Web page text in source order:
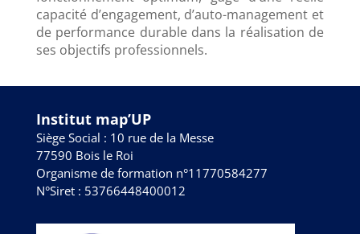
capacité d’engagement, d’auto-management et
de performance durable dans la réalisation de
ses objectifs professionnels.
Institut map’UP
Siège Social : 10 rue de la Messe
77590 Bois le Roi
Organisme de formation n°11770584277
N°Siret : 53766448400012